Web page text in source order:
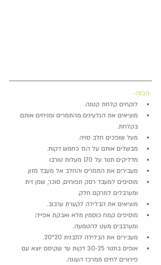
-הכנה-
לוקחים קלחת קטנה.
מוציאים את הגלעינים מהתמרים ומניחים אותם
בקלחת.
מעל שופכים חלב סויה.
מבשלים אותם על הגז כחמש דקות.
מדליקים תנור על 170 מעלות טורבו
מעבירים את התמרים והחלב אל מעבד מזון.
מוסיפים למעבד רסק תפוחים, סוכר, שמן זית
ומערבלים למרקם חלק.
מוציאים את הבלילה לקערת ערבוב.
מוסיפים קמח כוסמין מלא ואבקת אפייה
ומערבבים מעט להטמעה.
מעבירים את הבלילה לתבנית 20*20.
אופים בתנור 30-25 דקות עד שקיסם יוצא עם
פירורים לחים ממרכז העוגה.